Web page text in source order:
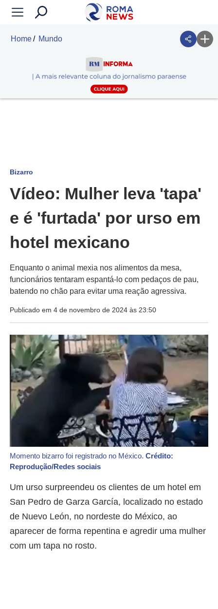
Home Mundo
Bizarro
Vídeo: Mulher leva 'tapa'
e é 'furtada' por urso em
hotel mexicano
Enquanto o animal mexia nos alimentos da mesa,
funcionários tentaram espantá-lo com pedaços de pau,
batendo no chão para evitar uma reação agressiva.
Publicado em 4 de novembro de 2024 às 23:50
Momento bizarro foi registrado no México. Crédito:
Reprodução/Redes sociais
Um urso surpreendeu os clientes de um hotel em
San Pedro de Garza García, localizado no estado
de Nuevo León, no nordeste do México, ao
aparecer de forma repentina e agredir uma mulher
com um tapa no rosto.